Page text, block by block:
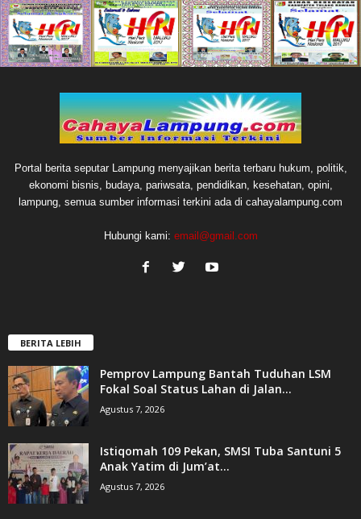
Portal berita seputar Lampung menyajikan berita terbaru hukum, politik,
ekonomi bisnis, budaya, pariwsata, pendidikan, kesehatan, opini,
lampung, semua sumber informasi terkini ada di cahayalampung.com
Hubungi kami: email@gmail.com
BERITA LEBIH
Pemprov Lampung Bantah Tuduhan LSM
Fokal Soal Status Lahan di Jalan...
Agustus 7, 2026
Istiqomah 109 Pekan, SMSI Tuba Santuni 5
Anak Yatim di Jum’at...
Agustus 7, 2026